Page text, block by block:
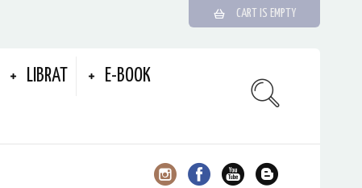
CART IS EMPTY
LIBRAT E-BOOK